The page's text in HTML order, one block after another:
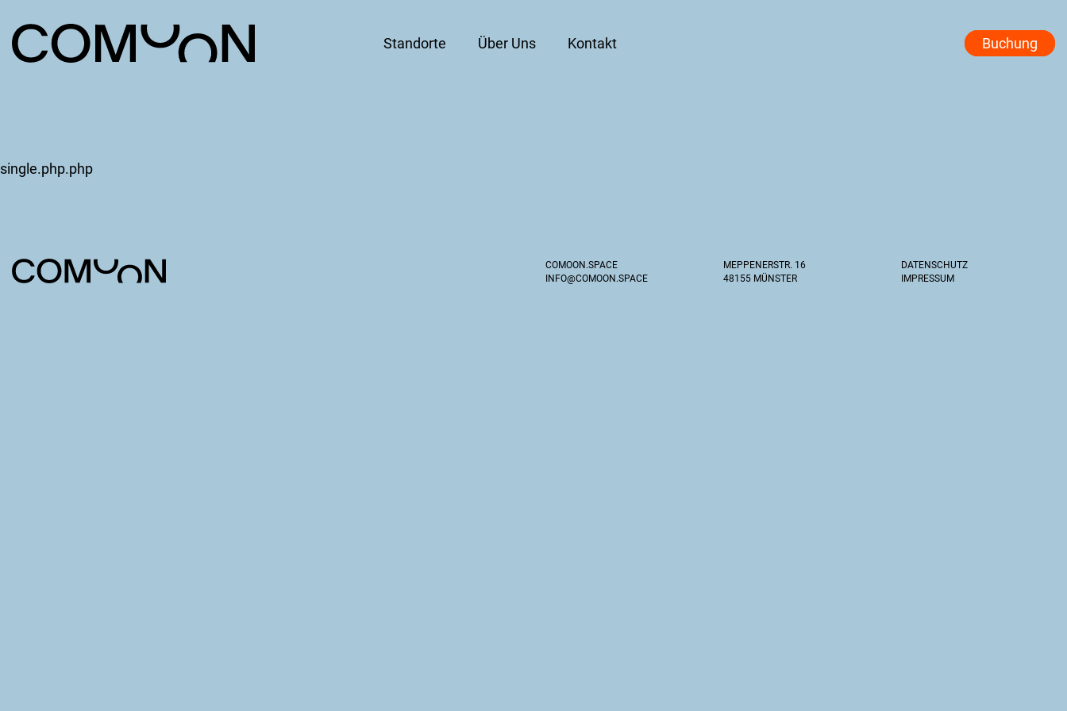
Standorte Über Uns Kontakt Buchung
single.php.php
COMOON.SPACE
INFO@COMOON.SPACE
MEPPENERSTR. 16
48155 MÜNSTER
DATENSCHUTZ
IMPRESSUM